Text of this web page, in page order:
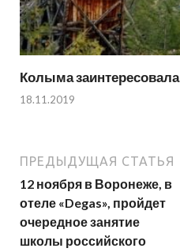
Колыма
18.11.2019
ПРЕДЫДУЩАЯ СТАТЬЯ
12 ноября в Воронеже, в
отеле «Degas», пройдет
очередное занятие
школы российского